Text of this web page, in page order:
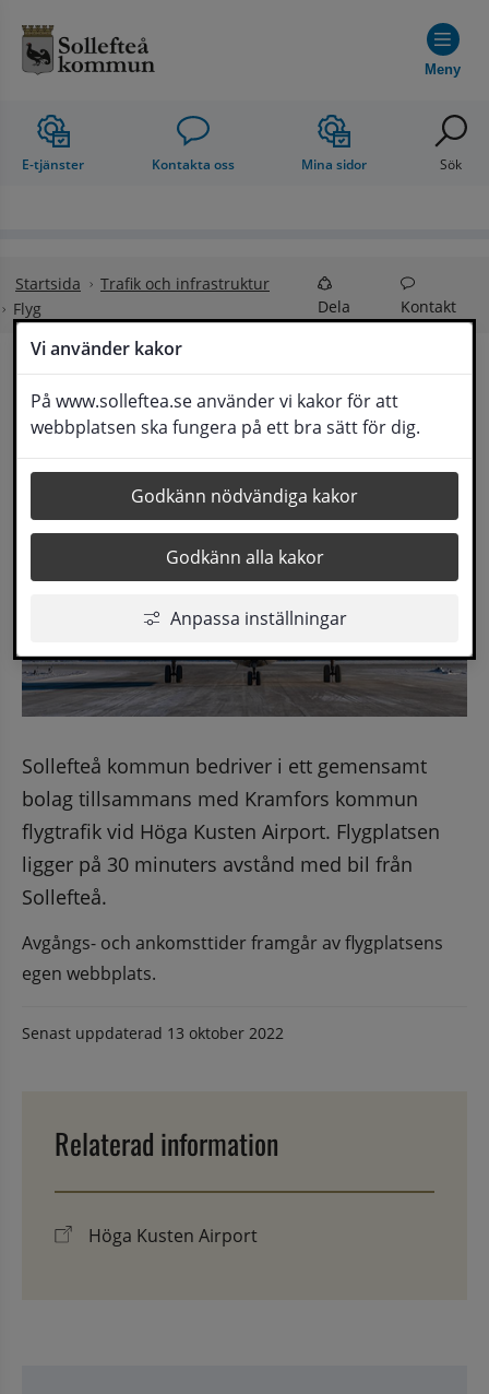
Vi använder kakor
På www.solleftea.se använder vi kakor för att
webbplatsen ska fungera på ett bra sätt för dig.
Godkänn nödvändiga kakor
Godkänn alla kakor
Anpassa inställningar
Meny
E-tjänster Kontakta oss Mina sidor Sök
Startsida
Trafik och infrastruktur
Flyg
Dela Kontakt
Flyg
Sollefteå kommun bedriver i ett gemensamt
bolag tillsammans med Kramfors kommun
flygtrafik vid Höga Kusten Airport. Flygplatsen
ligger på 30 minuters avstånd med bil från
Sollefteå.
Avgångs- och ankomsttider framgår av flygplatsens
egen webbplats.
Senast uppdaterad 13 oktober 2022
Relaterad information
Höga Kusten Airport